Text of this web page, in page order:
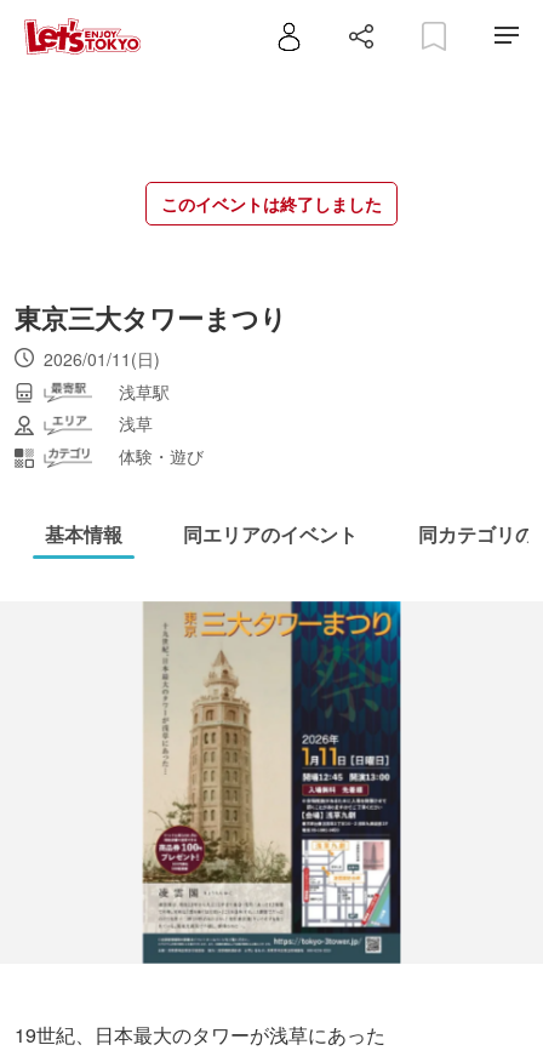
このイベントは終了しました
東京三大タワーまつり
2026/01/11(日)
浅草駅
浅草
体験・遊び
基本情報 同エリアのイベント 同カテゴリの
19世紀、日本最大のタワーが浅草にあった